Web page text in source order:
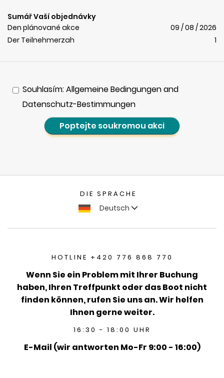
Sumář Vaší objednávky
Den plánované akce
09 / 08 / 2026
Der Teilnehmerzah
1
Souhlasím: Allgemeine Bedingungen and
Datenschutz-Bestimmungen
Poptejte soukromou akci
DIE SPRACHE
Deutsch
HOTLINE +420 776 868 770
Wenn Sie ein Problem mit Ihrer Buchung
haben, Ihren Treffpunkt oder das Boot nicht
finden können, rufen Sie uns an. Wir helfen
Ihnen gerne weiter.
16:30 - 18:00 UHR
E-Mail (wir antworten Mo-Fr 9:00 - 16:00)